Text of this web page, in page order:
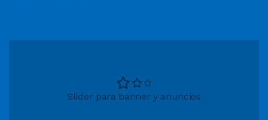
Slider para banner y anuncios